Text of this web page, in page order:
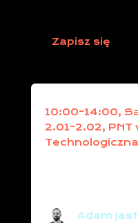
Zapisz się
10:00-14:00,
2.01-2.02, PNT
Adam